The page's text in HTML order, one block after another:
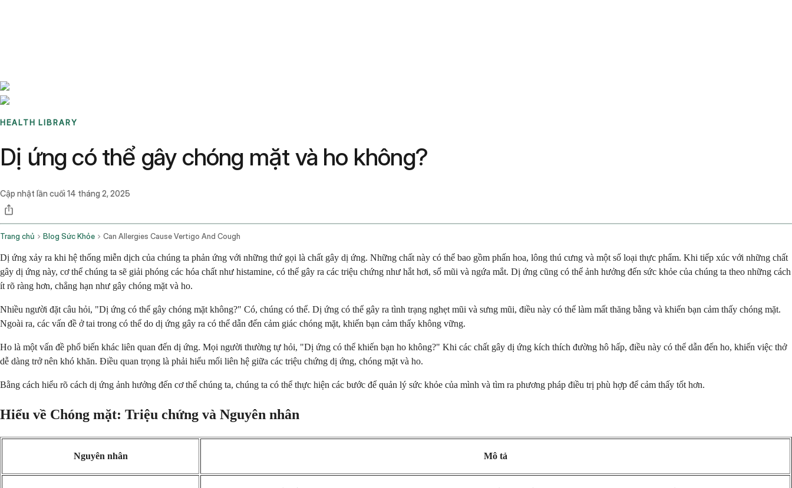
HEALTH LIBRARY
Dị ứng có thể gây chóng mặt và ho không?
Cập nhật lần cuối 14 tháng 2, 2025
Trang chủ Blog Sức Khỏe Can Allergies Cause Vertigo And Cough
Dị ứng xảy ra khi hệ thống miễn dịch của chúng ta phản ứng với những thứ gọi là chất gây dị ứng. Những chất này có thể bao gồm phấn hoa, lông thú cưng và một số loại thực phẩm. Khi tiếp xúc với những chất
gây dị ứng này, cơ thể chúng ta sẽ giải phóng các hóa chất như histamine, có thể gây ra các triệu chứng như hắt hơi, sổ mũi và ngứa mắt. Dị ứng cũng có thể ảnh hưởng đến sức khỏe của chúng ta theo những cách
ít rõ ràng hơn, chẳng hạn như gây chóng mặt và ho.
Nhiều người đặt câu hỏi, "Dị ứng có thể gây chóng mặt không?" Có, chúng có thể. Dị ứng có thể gây ra tình trạng nghẹt mũi và sưng mũi, điều này có thể làm mất thăng bằng và khiến bạn cảm thấy chóng mặt.
Ngoài ra, các vấn đề ở tai trong có thể do dị ứng gây ra có thể dẫn đến cảm giác chóng mặt, khiến bạn cảm thấy không vững.
Ho là một vấn đề phổ biến khác liên quan đến dị ứng. Mọi người thường tự hỏi, "Dị ứng có thể khiến bạn ho không?" Khi các chất gây dị ứng kích thích đường hô hấp, điều này có thể dẫn đến ho, khiến việc thở
dễ dàng trở nên khó khăn. Điều quan trọng là phải hiểu mối liên hệ giữa các triệu chứng dị ứng, chóng mặt và ho.
Bằng cách hiểu rõ cách dị ứng ảnh hưởng đến cơ thể chúng ta, chúng ta có thể thực hiện các bước để quản lý sức khỏe của mình và tìm ra phương pháp điều trị phù hợp để cảm thấy tốt hơn.
Hiểu về Chóng mặt: Triệu chứng và Nguyên nhân
Nguyên nhân Mô tả